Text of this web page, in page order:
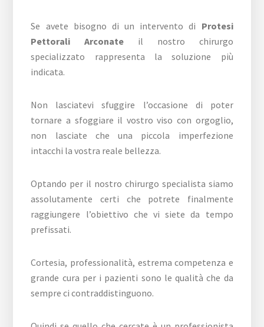
Se avete bisogno di un intervento di Protesi
Pettorali Arconate il nostro chirurgo
specializzato rappresenta la soluzione più
indicata.
Non lasciatevi sfuggire l’occasione di poter
tornare a sfoggiare il vostro viso con orgoglio,
non lasciate che una piccola imperfezione
intacchi la vostra reale bellezza.
Optando per il nostro chirurgo specialista siamo
assolutamente certi che potrete finalmente
raggiungere l’obiettivo che vi siete da tempo
prefissati.
Cortesia, professionalità, estrema competenza e
grande cura per i pazienti sono le qualità che da
sempre ci contraddistinguono.